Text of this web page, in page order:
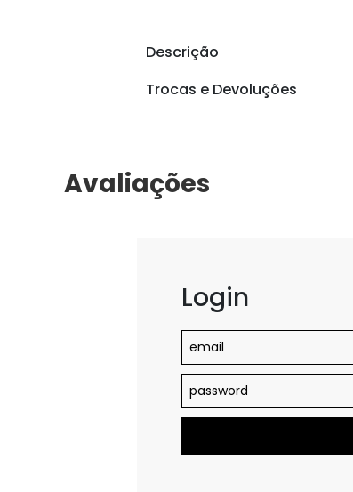
Descrição
Trocas e Devoluções
Avaliações
Login